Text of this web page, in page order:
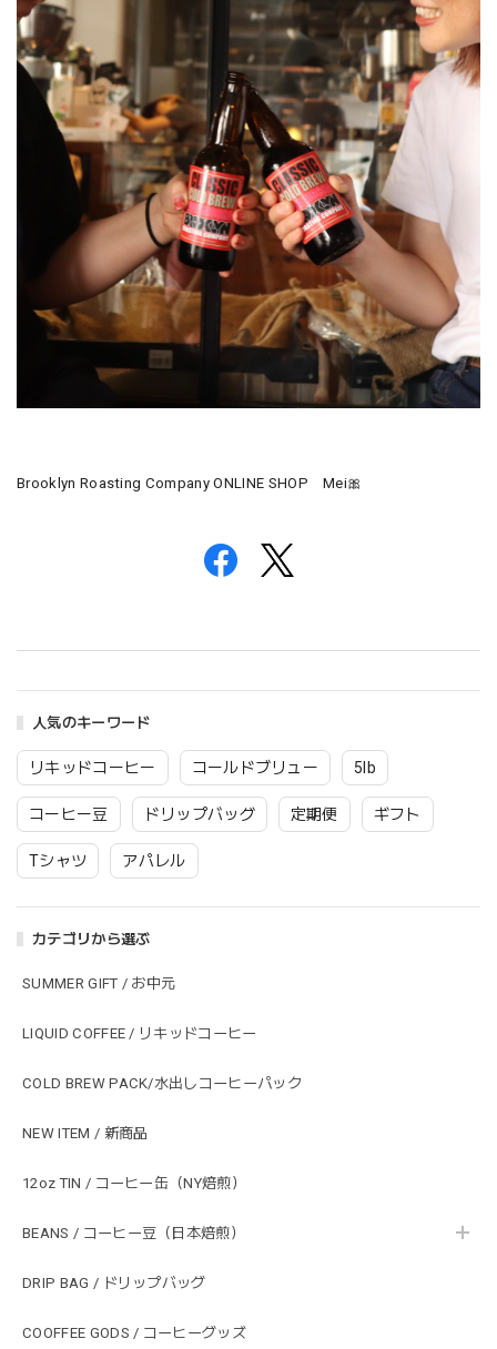
人気のキーワード
リキッドコーヒー コールドブリュー 5lb
コーヒー豆 ドリップバッグ 定期便 ギフト
Tシャツ アパレル
カテゴリから選ぶ
SUMMER GIFT / お中元
LIQUID COFFEE / リキッドコーヒー
COLD BREW PACK/水出しコーヒーパック
NEW ITEM / 新商品
12oz TIN / コーヒー缶（NY焙煎）
BEANS / コーヒー豆（日本焙煎）
DRIP BAG / ドリップバッグ
COOFFEE GODS / コーヒーグッズ
Brooklyn Roasting Company ONLINE SHOP Mei🎀